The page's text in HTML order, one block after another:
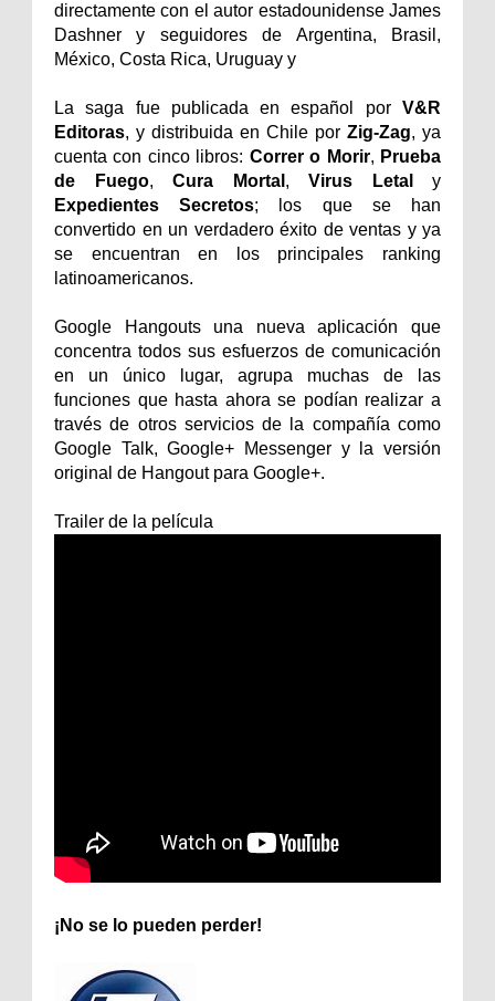
directamente con el autor estadounidense James
Dashner y seguidores de Argentina, Brasil,
México, Costa Rica, Uruguay y
La saga fue publicada en español por V&R
Editoras, y distribuida en Chile por Zig-Zag, ya
cuenta con cinco libros: Correr o Morir, Prueba
de Fuego, Cura Mortal , Virus Letal
y
Expedientes Secretos; los que se han
convertido en un verdadero éxito de ventas y ya
se encuentran en los principales ranking
latinoamericanos.
Google Hangouts una nueva aplicación que
concentra todos sus esfuerzos de comunicación
en un único lugar, agrupa muchas de las
funciones que hasta ahora se podían realizar a
través de otros servicios de la compañía como
Google Talk, Google+ Messenger y la versión
original de Hangout para Google+.
Trailer de la película
¡No se lo pueden perder!